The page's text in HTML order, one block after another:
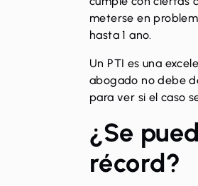
meterse en
hasta 1 ano.
Un PTI es una
abogado no debe
para ver si el caso
¿Se
récord?